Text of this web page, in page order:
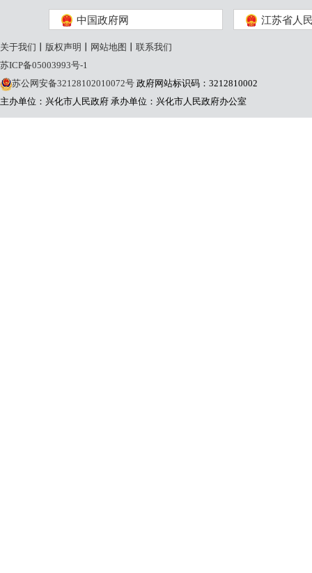
中国政府网 江苏省人
关于我们 版权声明 网站地图
联系我们
苏ICP备05003993号-1
苏公网安备32128102010072号 政府网站标识码：3212810002
主办单位：兴化市人民政府 承办单位：兴化市人民政府办公室